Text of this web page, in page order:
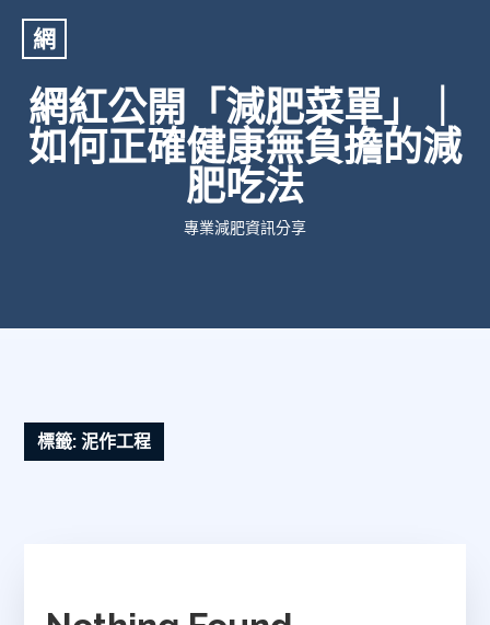
網
網紅公開「減肥菜單」｜
如何正確健康無負擔的減
肥吃法
專業減肥資訊分享
標籤:泥作工程